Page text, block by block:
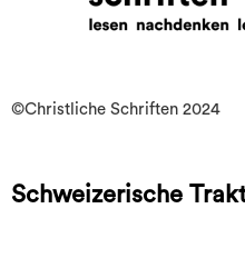
©Christliche Schriften 2024
Schweizerische